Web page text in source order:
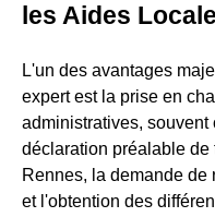
les Aides
L'un des avantages
expert est la prise en
administratives,
déclaration préalable
Rennes, la demande de
et l'obtention des